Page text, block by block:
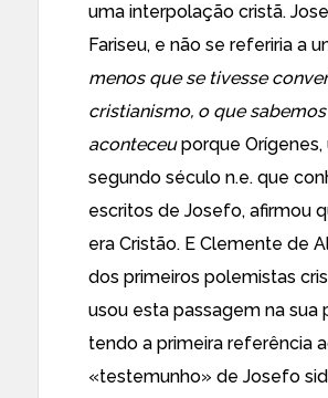
uma interpolação cristã.
Fariseu, e não se referiria a
menos que se tivesse
cristianismo, o que
aconteceuporque Orígenes,
segundo século n.e. que
escritos de Josefo, afirmou
era Cristão. E Clemente de
dos primeiros polemistas
usou esta passagem na sua
tendo a primeira referência
«testemunho» de Josefo